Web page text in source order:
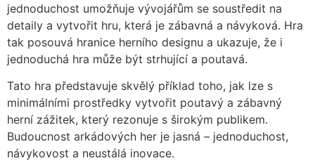
jednoduchost umožňuje vývojářům se soustředit na
detaily a vytvořit hru, která je zábavná a návyková. Hra
tak posouvá hranice herního designu a ukazuje, že i
jednoduchá hra může být strhující a poutavá.
Tato hra představuje skvělý příklad toho, jak lze s
minimálními prostředky vytvořit poutavý a zábavný
herní zážitek, který rezonuje s širokým publikem.
Budoucnost arkádových her je jasná – jednoduchost,
návykovost a neustálá inovace.